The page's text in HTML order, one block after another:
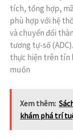
tích, tổng hợp,
phù hợp với hệ
và chuyển đổi
tương tự-số
thực hiện trên tín
muốn
Xem thêm:
khám phá trí